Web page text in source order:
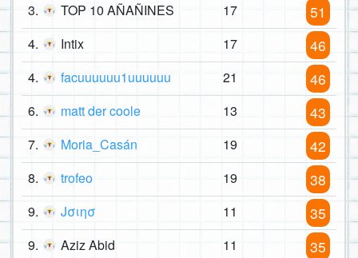
3. TOP 10 AÑAÑINES 17 51
4. Intix 17 46
4. facuuuuuu1uuuuuu 21 46
6. matt der coole 13 43
7. Moria_Casán 19 42
8. trofeo 19 38
9. Jσιησ 11 35
9. Aziz Abid 11 35